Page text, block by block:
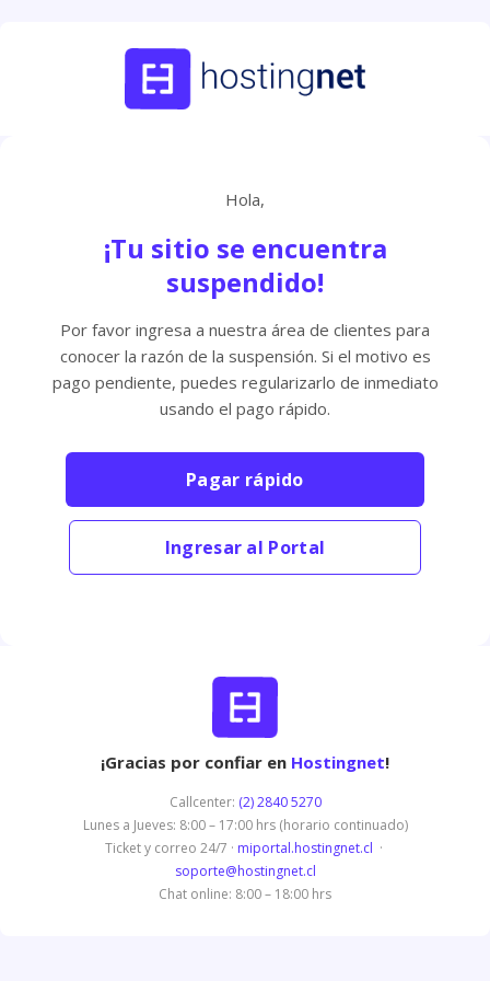
Hola,
¡Tu sitio se encuentra
suspendido!
Por favor ingresa a nuestra área de clientes para
conocer la razón de la suspensión. Si el motivo es
pago pendiente, puedes regularizarlo de inmediato
usando el pago rápido.
Pagar rápido
Ingresar al Portal
¡Gracias por confiar en Hostingnet!
Callcenter: (2) 2840 5270
Lunes a Jueves: 8:00 – 17:00 hrs (horario continuado)
Ticket y correo 24/7 · miportal.hostingnet.cl ·
soporte@hostingnet.cl
Chat online: 8:00 – 18:00 hrs